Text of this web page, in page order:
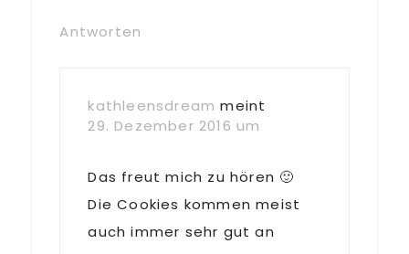
Antworten
kathleensdream meint
29. Dezember 2016 um
Das freut mich zu hören 🙂
Die Cookies kommen meist
auch immer sehr gut an